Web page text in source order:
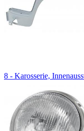
8 - Karosserie,